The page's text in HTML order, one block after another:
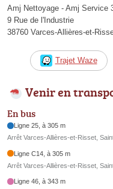
Amj Nettoyage - Amj Service
9 Rue de l'Industrie
38760 Varces-Allières-et-
Trajet Waze
Venir en
En bus
Ligne 25, à 305 m
Arrêt Varces-Allières-et-Risset,
Ligne C14, à 305 m
Arrêt Varces-Allières-et-Risset,
Ligne 46, à 343 m